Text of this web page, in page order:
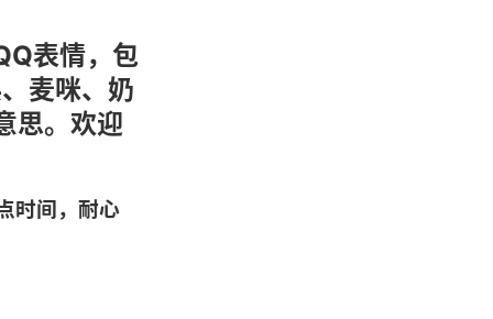
表情，包
麦咪、奶
思。欢迎
时间，耐心